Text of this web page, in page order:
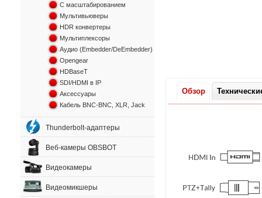
С масштабированием
Мультивьюверы
HDR конвертеры
Мультиплексоры
Аудио (Embedder/DeEmbedder)
Opengear
HDBaseT
SDI/HDMI в IP
Аксессуары
Кабель BNC-BNC, XLR, Jack
Thunderbolt-адаптеры
Веб-камеры OBSBOT
Видеокамеры
Видеомикшеры
Обзор